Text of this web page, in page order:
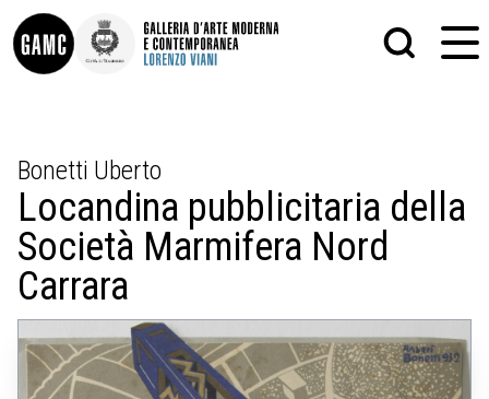
CONTATTI
DIDATTICA
SHOP
LE COLLEZIONI
GLI AUTORI
MOSTRE
EVENTI
SCULTURA
STAMPA
ALTRO
MATRICI XILOGRAFICHE
Bonetti Uberto
Locandina pubblicitaria della
Società Marmifera Nord
Carrara